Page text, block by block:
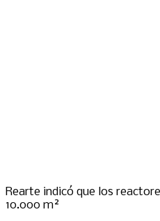
Rearte indicó que los
10.000 m²